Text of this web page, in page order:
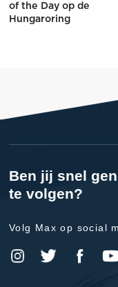
of the Day op de
Hungaroring
Ben jij snel
te volgen?
Volg Max op social